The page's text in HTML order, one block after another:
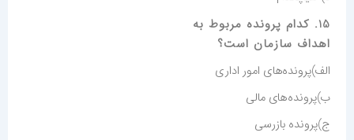
15. کدام پرونده مربوط به
اهداف سازمان است؟
الف)پرونده‌های امور اداری
ب)پرونده‌های مالی
ج)پرونده بازرسی